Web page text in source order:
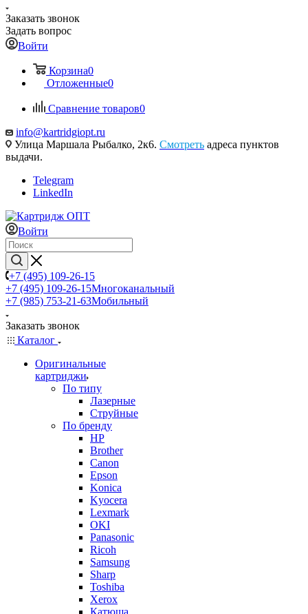
Заказать звонок
Задать вопрос
Войти
Корзина0
Отложенные0
Сравнение товаров0
info@kartridgiopt.ru
Улица Маршала Рыбалко, 2к6. Смотреть адреса пунктов
выдачи.
Telegram
LinkedIn
Войти
+7 (495) 109-26-15
+7 (495) 109-26-15Многоканальный
+7 (985) 753-21-63Мобильный
Заказать звонок
Каталог
Оригинальные
картриджи
По типу
Лазерные
Струйные
По бренду
HP
Brother
Canon
Epson
Konica
Kyocera
Lexmark
OKI
Panasonic
Ricoh
Samsung
Sharp
Toshiba
Xerox
Катюша